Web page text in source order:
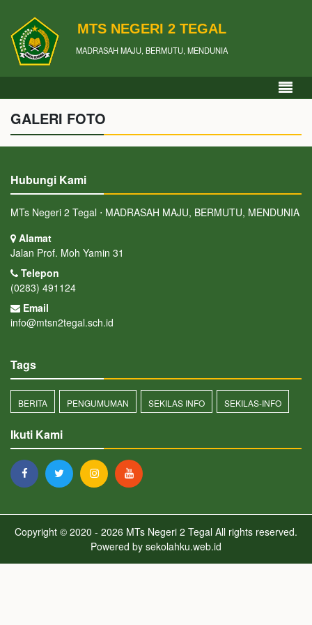
MTS NEGERI 2 TEGAL
MADRASAH MAJU, BERMUTU, MENDUNIA
GALERI FOTO
Hubungi Kami
MTs Negeri 2 Tegal ⋅ MADRASAH MAJU, BERMUTU, MENDUNIA
Alamat
Jalan Prof. Moh Yamin 31
Telepon
(0283) 491124
Email
info@mtsn2tegal.sch.id
Tags
BERITA PENGUMUMAN SEKILAS INFO SEKILAS-INFO
Ikuti Kami
Copyright © 2020 - 2026 MTs Negeri 2 Tegal All rights reserved.
Powered by sekolahku.web.id